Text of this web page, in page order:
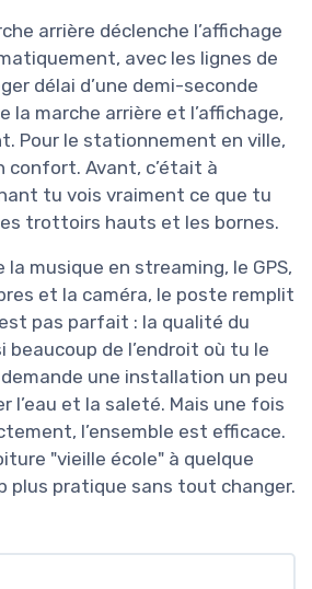
arrière déclenche l’affichage
avec les lignes de
délai d’une demi-seconde
la marche arrière et l’affichage,
Pour le stationnement en ville,
confort. Avant, c’était à
tu vois vraiment ce que tu
trottoirs hauts et les bornes.
musique en streaming, le GPS,
et la caméra, le poste remplit
pas parfait : la qualité du
beaucoup de l’endroit où tu le
une installation un peu
l’eau et la saleté. Mais une fois
l’ensemble est efficace.
"vieille école" à quelque
plus pratique sans tout changer.